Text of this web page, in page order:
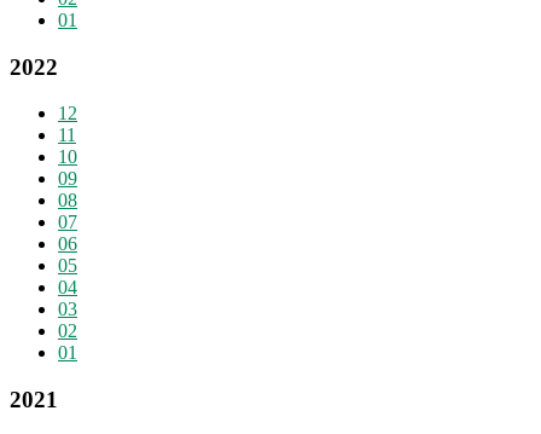
01
2022
12
11
10
09
08
07
06
05
04
03
02
01
2021